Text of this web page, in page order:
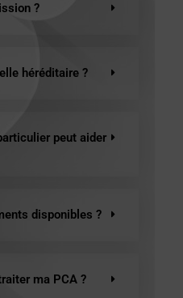
?
héréditaire ?
peut aider
disponibles ?
ma PCA ?